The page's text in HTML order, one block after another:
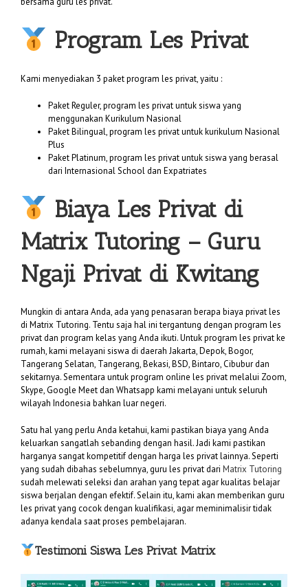
Program Les Privat
Kami menyediakan 3 paket program les privat, yaitu :
Paket Reguler, program les privat untuk siswa yang
menggunakan Kurikulum Nasional
Paket Bilingual, program les privat untuk kurikulum Nasional
Plus
Paket Platinum, program les privat untuk siswa yang berasal
dari Internasional School dan Expatriates
Biaya Les Privat di
Matrix Tutoring – Guru
Ngaji Privat di Kwitang
Mungkin di antara Anda, ada yang penasaran berapa biaya privat les
di Matrix Tutoring. Tentu saja hal ini tergantung dengan program les
privat dan program kelas yang Anda ikuti. Untuk program les privat ke
rumah, kami melayani siswa di daerah Jakarta, Depok, Bogor,
Tangerang Selatan, Tangerang, Bekasi, BSD, Bintaro, Cibubur dan
sekitarnya. Sementara untuk program online les privat melalui Zoom,
Skype, Google Meet dan Whatsapp kami melayani untuk seluruh
wilayah Indonesia bahkan luar negeri.
Satu hal yang perlu Anda ketahui, kami pastikan biaya yang Anda
keluarkan sangatlah sebanding dengan hasil. Jadi kami pastikan
harganya sangat kompetitif dengan harga les privat lainnya. Seperti
yang sudah dibahas sebelumnya, guru les privat dari Matrix Tutoring
sudah melewati seleksi dan arahan yang tepat agar kualitas belajar
siswa berjalan dengan efektif. Selain itu, kami akan memberikan guru
les privat yang cocok dengan kualifikasi, agar meminimalisir tidak
adanya kendala saat proses pembelajaran.
Testimoni Siswa Les Privat Matrix